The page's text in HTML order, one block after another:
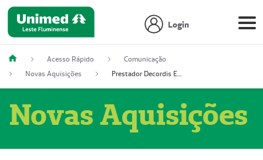
Login
Acesso Rápido
Comunicação
Novas Aquisições
Prestador Decordis Exames Cardiológicos LTDA (51004347-4)
Novas Aquisições